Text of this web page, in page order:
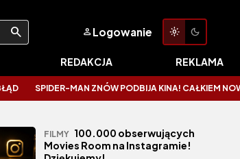
Logowanie
REDAKCJA REKLAMA
MAN ZNÓW PODBIJA KINA! CAŁKIEM NOWY
FILMY 100.000 obserwujących
Movies Room na Instagramie!